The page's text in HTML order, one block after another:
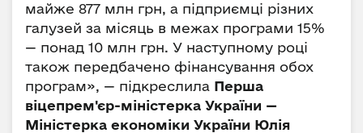
майже 877 млн грн, а підприємці різних
галузей за місяць в межах програми 15%
— понад 10 млн грн. У наступному році
також передбачено фінансування обох
програм», — підкреслила Перша
віцепрем'єр-міністерка України —
Міністерка економіки України Юлія